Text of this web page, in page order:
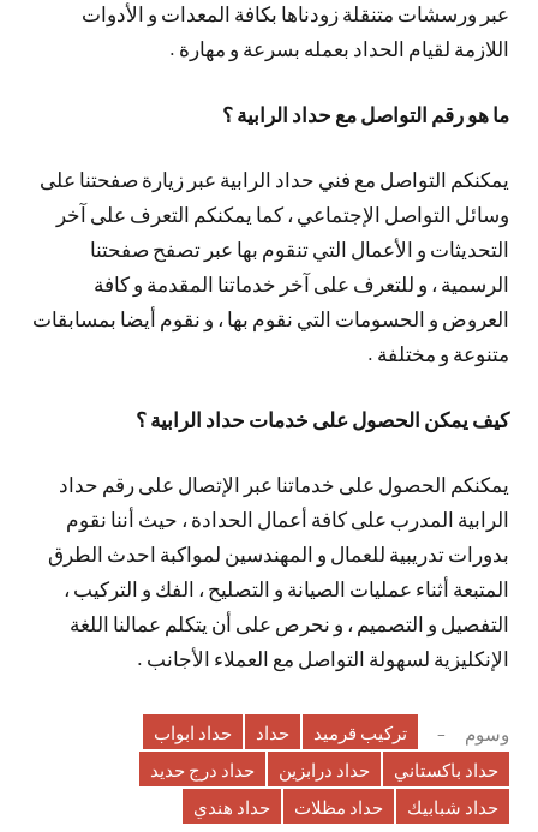
عبر ورسشات متنقلة زودناها بكافة المعدات و الأدوات
اللازمة لقيام الحداد بعمله بسرعة و مهارة .
ما هو رقم التواصل مع حداد الرابية ؟
يمكنكم التواصل مع فني حداد الرابية عبر زيارة صفحتنا على
وسائل التواصل الإجتماعي ، كما يمكنكم التعرف على آخر
التحديثات و الأعمال التي تنقوم بها عبر تصفح صفحتنا
الرسمية ، و للتعرف على آخر خدماتنا المقدمة و كافة
العروض و الحسومات التي نقوم بها ، و نقوم أيضا بمسابقات
متنوعة و مختلفة .
كيف يمكن الحصول على خدمات حداد الرابية ؟
يمكنكم الحصول على خدماتنا عبر الإتصال على رقم حداد
الرابية المدرب على كافة أعمال الحدادة ، حيث أننا نقوم
بدورات تدريبية للعمال و المهندسين لمواكبة احدث الطرق
المتبعة أثناء عمليات الصيانة و التصليح ، الفك و التركيب ،
التفصيل و التصميم ، و نحرص على أن يتكلم عمالنا اللغة
الإنكليزية لسهولة التواصل مع العملاء الأجانب .
وسوم تركيب قرميد حداد
حداد ابواب
حداد باكستاني
حداد درابزين
حداد درج حديد
حداد شبابيك
حداد مظلات حداد هندي